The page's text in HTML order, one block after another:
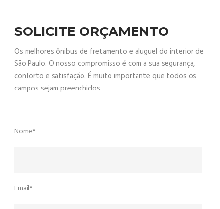
SOLICITE ORÇAMENTO
Os melhores ônibus de fretamento e aluguel do interior de
São Paulo. O nosso compromisso é com a sua segurança,
conforto e satisfação. É muito importante que todos os
campos sejam preenchidos
Nome*
Email*